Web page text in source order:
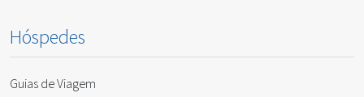
Hóspedes
Guias de Viagem